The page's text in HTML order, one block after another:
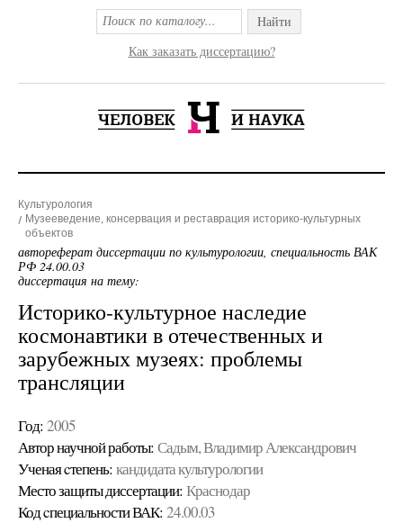
Найти
Как заказать диссертацию?
Культурология
Музееведение, консервация и реставрация историко-культурных
объектов
автореферат диссертации по культурологии, специальность ВАК
РФ 24.00.03
диссертация на тему:
Историко-культурное наследие
космонавтики в отечественных и
зарубежных музеях: проблемы
трансляции
Год: 2005
Автор научной работы: Садым, Владимир Александрович
Ученая cтепень: кандидата культурологии
Место защиты диссертации: Краснодар
Код cпециальности ВАК: 24.00.03